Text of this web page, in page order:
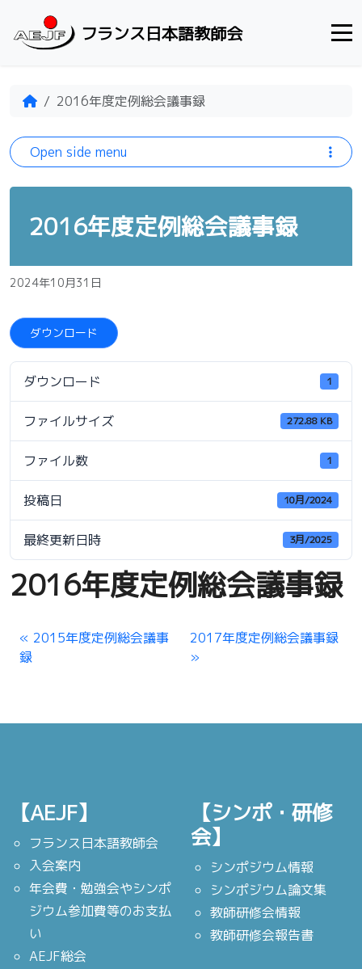
フランス日本語教師会
Home2016年度定例総会議事録
2016年度定例総会議事録
2024年10月31日
ダウンロード
ダウンロード 1
ファイルサイズ 272.88 KB
ファイル数 1
投稿日 10月/2024
最終更新日時 3月/2025
2016年度定例総会議事録
2015年度定例総会議事
録
2017年度定例総会議事録
Open side menu
【AEJF】
フランス日本語教師会
入会案内
年会費・勉強会やシンポ
ジウム参加費等のお支払
い
AEJF総会
【シンポ・研修
会】
シンポジウム情報
シンポジウム論文集
教師研修会情報
教師研修会報告書